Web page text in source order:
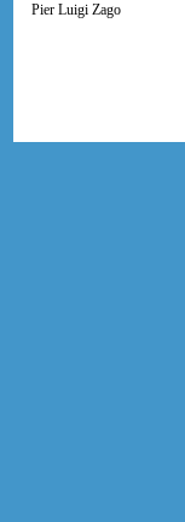
Pier Luigi Zago